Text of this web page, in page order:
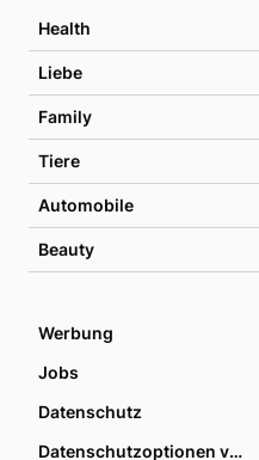
Health
Liebe
Family
Tiere
Automobile
Beauty
Werbung
Jobs
Datenschutz
Datenschutzoptionen verwalten